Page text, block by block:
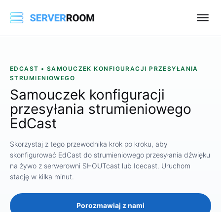
EDCAST • SAMOUCZEK KONFIGURACJI PRZESYŁANIA
STRUMIENIOWEGO
Samouczek konfiguracji
przesyłania strumieniowego
EdCast
Skorzystaj z tego przewodnika krok po kroku, aby
skonfigurować EdCast do strumieniowego przesyłania dźwięku
na żywo z serwerowni SHOUTcast lub Icecast. Uruchom
stację w kilka minut.
Porozmawiaj z nami